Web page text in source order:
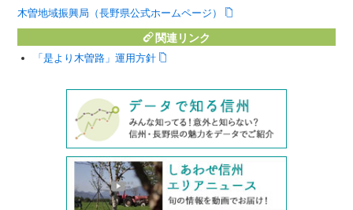
木曽地域振興局（長野県公式ホームページ）
関連リンク
「是より木曽路」運用方針